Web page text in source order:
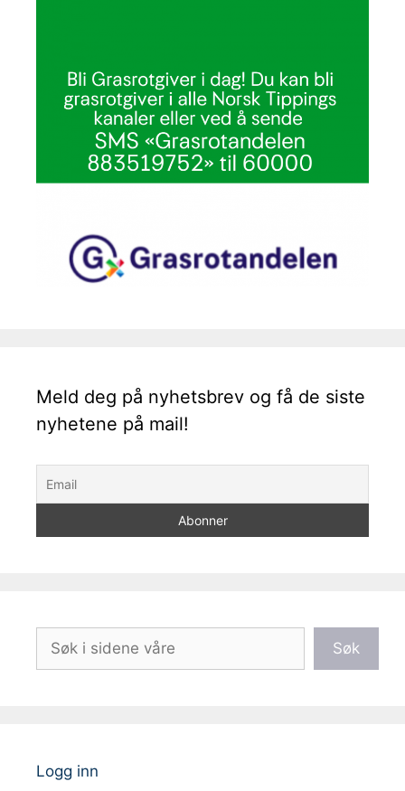
Meld deg på nyhetsbrev og få de siste
nyhetene på mail!
Søk
Logg inn